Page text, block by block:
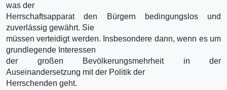
was der
Herrschaftsapparat den Bürgern bedingungslos und
zuverlässig gewährt. Sie
müssen verteidigt werden. Insbesondere dann, wenn es um
grundlegende Interessen
der großen Bevölkerungsmehrheit in der
Auseinandersetzung mit der Politik der
Herrschenden geht.